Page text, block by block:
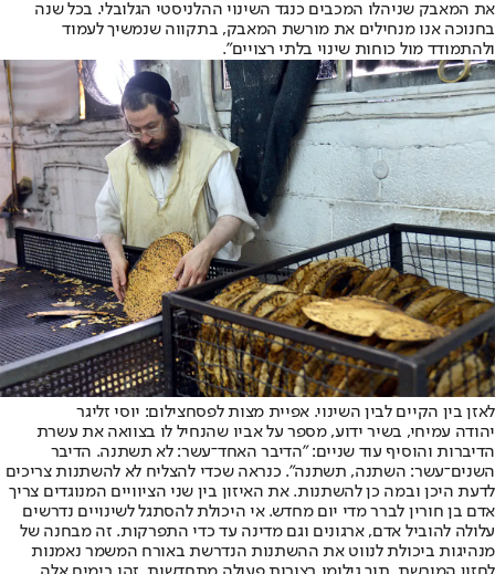
את המאבק שניהלו המכבים כנגד השינוי ההלניסטי הגלובלי. בכל שנה
בחנוכה אנו מנחילים את מורשת המאבק, בתקווה שנמשיך לעמוד
ולהתמודד מול כוחות שינוי בלתי רצויים".
לאזן בין הקיים לבין השינוי. אפיית מצות לפסחצילום: יוסי זליגר
יהודה עמיחי, בשיר ידוע, מספר על אביו שהנחיל לו בצוואה את עשרת
הדיברות והוסיף עוד שניים: "הדיבר האחד־עשר: לא תשתנה. הדיבר
השנים־עשר: השתנה, תשתנה". כנראה שכדי להצליח לא להשתנות צריכים
לדעת היכן ובמה כן להשתנות. את האיזון בין שני הציוויים המנוגדים צריך
אדם בן חורין לברר מדי יום מחדש. אי היכולת להסתגל לשינויים נדרשים
עלולה להוביל אדם, ארגונים וגם מדינה עד כדי התפרקות. זה מבחנה של
מנהיגות ביכולת לנווט את ההשתנות הנדרשת באורח המשמר נאמנות